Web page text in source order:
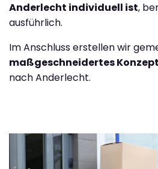
Anderlecht individuell ist,
ausführlich.
Im Anschluss erstellen wir
maßgeschneidertes Konzept
nach Anderlecht.